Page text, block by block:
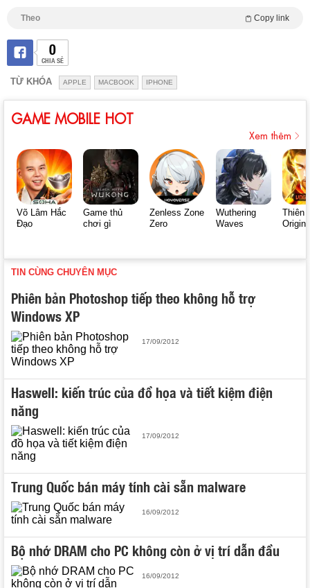
Theo Copy link
0
CHIA SẺ
TỪ KHÓA APPLE MACBOOK IPHONE
GAME MOBILE HOT
Xem thêm
Võ Lâm Hắc
Đạo
Game thủ
chơi gì
Zenless Zone
Zero
Wuthering
Waves
Thiên
Origin
TIN CÙNG CHUYÊN MỤC
Phiên bản Photoshop tiếp theo không hỗ trợ
Windows XP
17/09/2012
Haswell: kiến trúc của đồ họa và tiết kiệm điện
năng
17/09/2012
Trung Quốc bán máy tính cài sẵn malware
16/09/2012
Bộ nhớ DRAM cho PC không còn ở vị trí dẫn đầu
16/09/2012